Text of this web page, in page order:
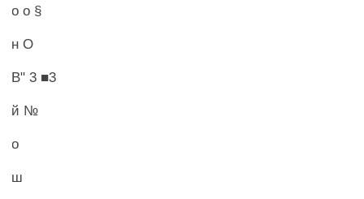
о о §
н О
В" 3 ■3
й №
о
ш